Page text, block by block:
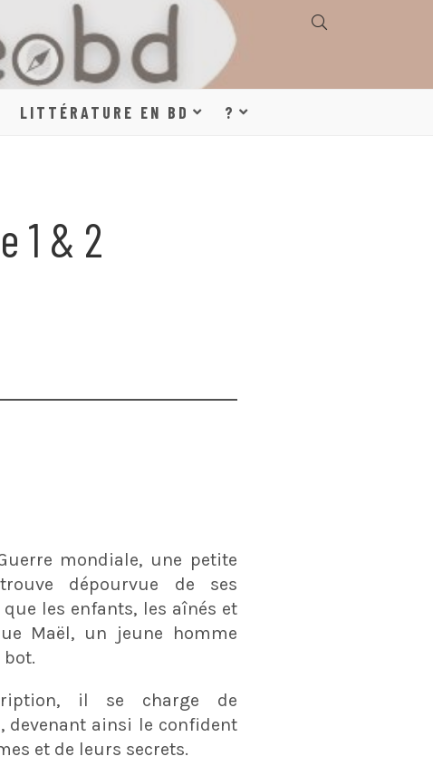
GÉOGRAPHIE,
LITTÉRATURE
DESSINÉE
LITTÉRATURE EN BD ?
1 & 2
mondiale, une petite
dépourvue de ses
les enfants, les aînés et
Maël, un jeune homme
il se charge de
ainsi le confident
et de leurs secrets.